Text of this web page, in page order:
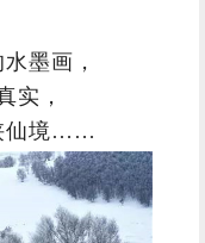
墨画，
实，
仙境……